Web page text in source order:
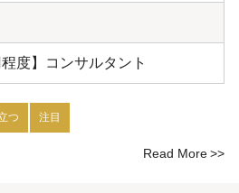
度】コンサルタント
つ 注目
Read More